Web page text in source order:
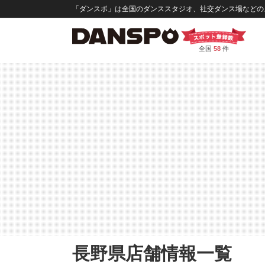
「ダンスポ」は全国のダンススタジオ、社交ダンス場など
全国 58件
長野県店舗情報一覧